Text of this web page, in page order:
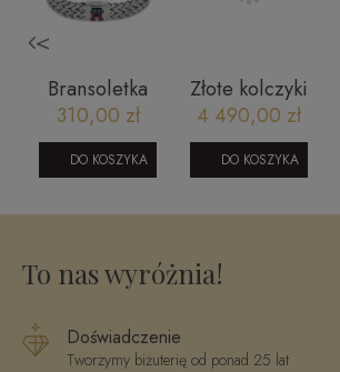
<
Bransoletka
Tommy
Hilfiger
2790462
310,00 zł
DO KOSZYKA
Złote kolczyki
z naturalnymi
szafirami 002
4 490,00 zł
DO KOSZYKA
To nas wyróżnia!
Doświadczenie
Tworzymy biżuterię od ponad 25 lat